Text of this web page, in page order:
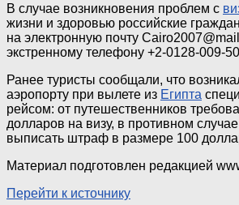
В случае возникновения проблем с
жизни и здоровью российские
на электронную почту
экстренному телефону +2-0128-009-
Ранее туристы сообщали, что
аэропорту при вылете из Египта
рейсом: от путешественников
долларов на визу, в противном
выписать штраф в размере 100
Материал подготовлен редакцией
Перейти к источнику